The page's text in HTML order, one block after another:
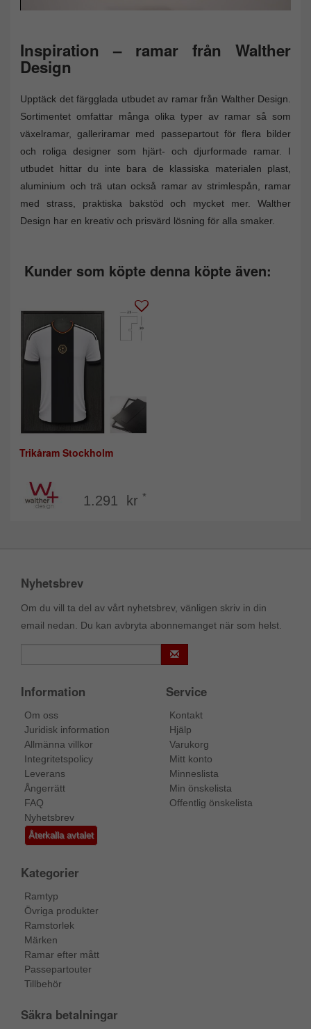
Inspiration – ramar från Walther
Design
Upptäck det färgglada utbudet av ramar från Walther Design.
Sortimentet omfattar många olika typer av ramar så som
växelramar, galleriramar med passepartout för flera bilder
och roliga designer som hjärt- och djurformade ramar. I
utbudet hittar du inte bara de klassiska materialen plast,
aluminium och trä utan också ramar av strimlespån, ramar
med strass, praktiska bakstöd och mycket mer. Walther
Design har en kreativ och prisvärd lösning för alla smaker.
Kunder som köpte denna köpte även:
Trikåram Stockholm
1.291 kr *
Nyhetsbrev
Om du vill ta del av vårt nyhetsbrev, vänligen skriv in din
email nedan. Du kan avbryta abonnemanget när som helst.
Information
Om oss
Juridisk information
Allmänna villkor
Integritetspolicy
Leverans
Ångerrätt
FAQ
Nyhetsbrev
Återkalla avtalet
Service
Kontakt
Hjälp
Varukorg
Mitt konto
Minneslista
Min önskelista
Offentlig önskelista
Kategorier
Ramtyp
Övriga produkter
Ramstorlek
Märken
Ramar efter mått
Passepartouter
Tillbehör
Säkra betalningar